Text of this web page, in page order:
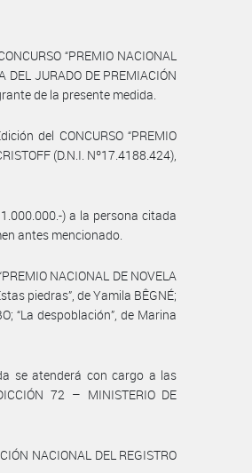
“PREMIO NACIONAL
DEL JURADO DE PREMIACIÓN
de la presente medida.
del CONCURSO “PREMIO
(D.N.I. Nº17.4188.424),
) a la persona citada
antes mencionado.
NACIONAL DE NOVELA
piedras”, de Yamila BÊGNÉ;
“La despoblación”, de Marina
se atenderá con cargo a las
72 – MINISTERIO DE
NACIONAL DEL REGISTRO